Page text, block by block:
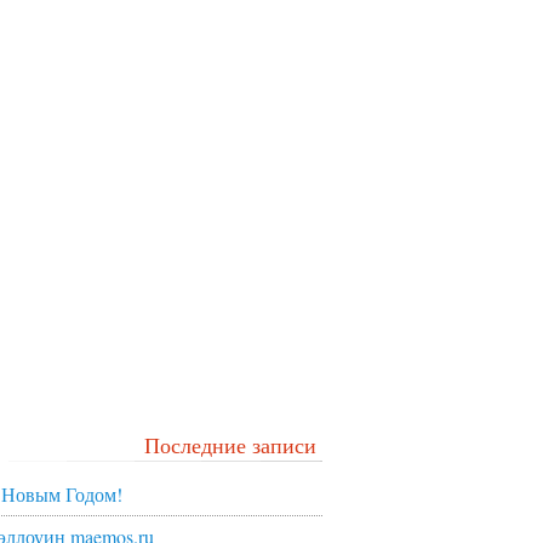
Последние записи
Годом!
maemos.ru